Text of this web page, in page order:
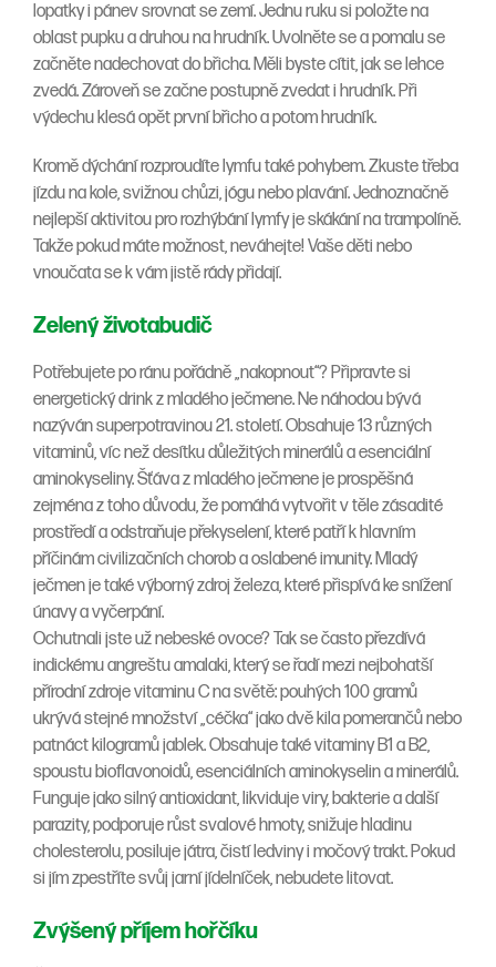
lopatky i pánev srovnat se zemí. Jednu ruku si položte na
oblast pupku a druhou na hrudník. Uvolněte se a pomalu se
začněte nadechovat do břicha. Měli byste cítit, jak se lehce
zvedá. Zároveň se začne postupně zvedat i hrudník. Při
výdechu klesá opět první břicho a potom hrudník.
Kromě dýchání rozproudíte lymfu také pohybem. Zkuste třeba
jízdu na kole, svižnou chůzi, jógu nebo plavání. Jednoznačně
nejlepší aktivitou pro rozhýbání lymfy je skákání na trampolíně.
Takže pokud máte možnost, neváhejte! Vaše děti nebo
vnoučata se k vám jistě rády přidají.
Zelený životabudič
Potřebujete po ránu pořádně „nakopnout“? Připravte si
energetický drink z mladého ječmene. Ne náhodou bývá
nazýván superpotravinou 21. století. Obsahuje 13 různých
vitaminů, víc než desítku důležitých minerálů a esenciální
aminokyseliny. Šťáva z mladého ječmene je prospěšná
zejména z toho důvodu, že pomáhá vytvořit v těle zásadité
prostředí a odstraňuje překyselení, které patří k hlavním
příčinám civilizačních chorob a oslabené imunity. Mladý
ječmen je také výborný zdroj železa, které přispívá ke snížení
únavy a vyčerpání.
Ochutnali jste už nebeské ovoce? Tak se často přezdívá
indickému angreštu amalaki, který se řadí mezi nejbohatší
přírodní zdroje vitaminu C na světě: pouhých 100 gramů
ukrývá stejné množství „céčka“ jako dvě kila pomerančů nebo
patnáct kilogramů jablek. Obsahuje také vitaminy B1 a B2,
spoustu bioflavonoidů, esenciálních aminokyselin a minerálů.
Funguje jako silný antioxidant, likviduje viry, bakterie a další
parazity, podporuje růst svalové hmoty, snižuje hladinu
cholesterolu, posiluje játra, čistí ledviny i močový trakt. Pokud
si jím zpestříte svůj jarní jídelníček, nebudete litovat.
Zvýšený příjem hořčíku